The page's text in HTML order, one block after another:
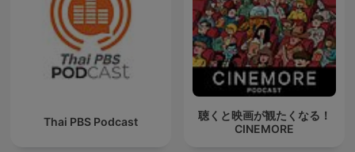
Thai PBS Podcast
聴くと映画が観たくなる！
CINEMORE